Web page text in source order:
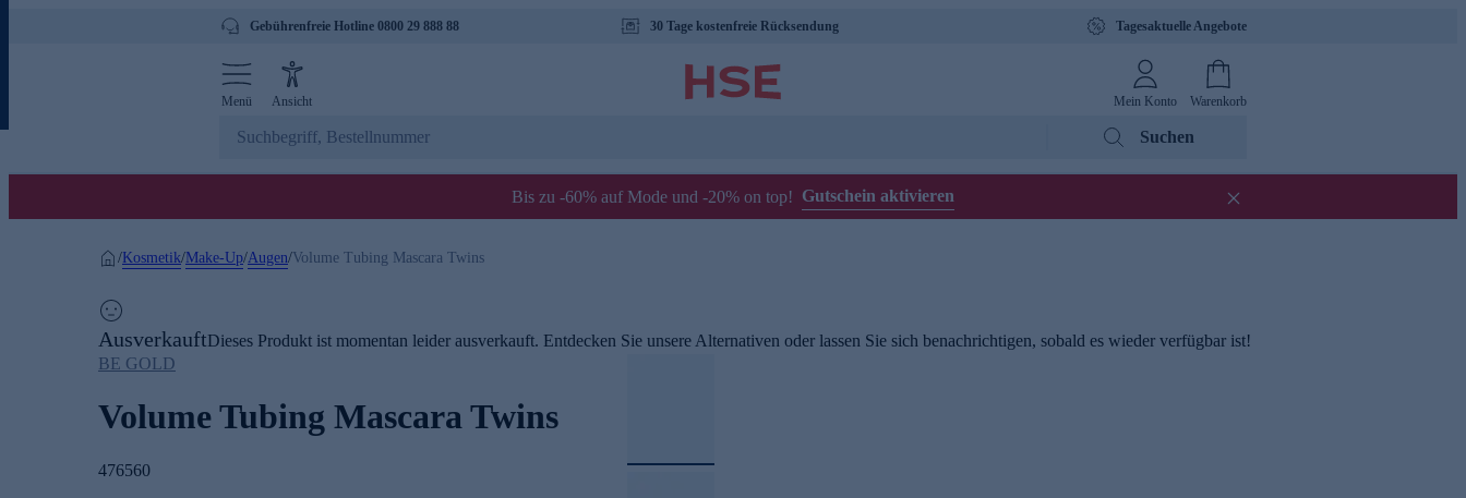
Gebührenfreie Hotline 0800 29 888 88 30 Tage kostenfreie Rücksendung Tagesaktuelle Angebote
Menü Ansicht Mein Konto Warenkorb
Suchen
Bis zu -60% auf Mode und -20% on top! Gutschein aktivieren
/Kosmetik/Make-Up/Augen/Volume Tubing Mascara Twins
AusverkauftDieses Produkt ist momentan leider ausverkauft. Entdecken Sie unsere Alternativen oder lassen Sie sich benachrichtigen, sobald es wieder verfügbar ist!
BE GOLD
Volume Tubing Mascara Twins
476560